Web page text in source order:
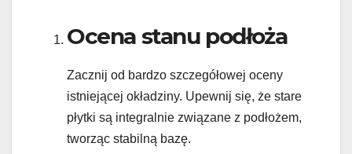
Ocena stanu podłoża
Zacznij od bardzo szczegółowej oceny
istniejącej okładziny. Upewnij się, że stare
płytki są integralnie związane z podłożem,
tworząc stabilną bazę.